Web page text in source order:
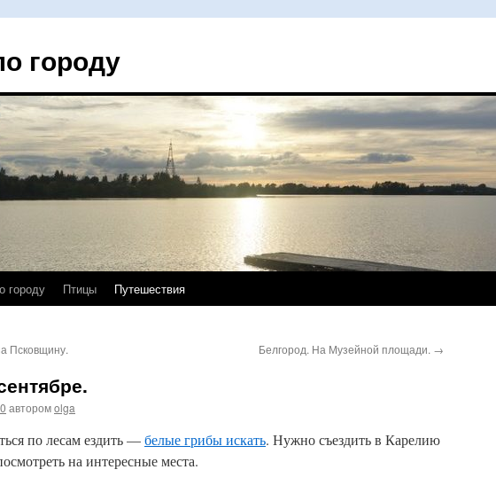
городу
городу Птицы Путешествия
Псковщину. Белгород. На Музейной площади. →
авторомolga
по лесам ездить —белые грибы искать. Нужно съездить в Карелию
на интересные места.